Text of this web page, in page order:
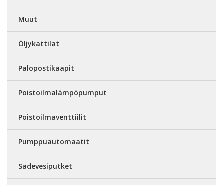
Muut
Öljykattilat
Palopostikaapit
Poistoilmalämpöpumput
Poistoilmaventtiilit
Pumppuautomaatit
Sadevesiputket